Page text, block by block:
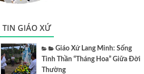
TIN GIÁO XỨ
Giáo Xứ Lang Minh: Sống
Tinh Thần “Tháng Hoa” Giữa Đời
Thường